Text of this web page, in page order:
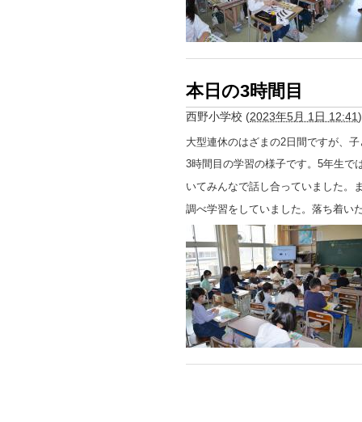
本日の3時間目
西野小学校 (2023年5月 1日 12:41)
大型連休のはざまの2日間ですが、
3時間目の学習の様子です。5年生で
いてみんなで話し合っていました。
調べ学習をしていました。落ち着い